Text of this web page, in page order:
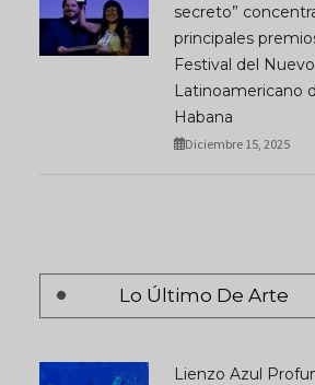
secreto”
principales
Festival del
Latinoamericano
Habana
Diciembre 15, 2025
Lo Último De Arte
Lienzo Azul